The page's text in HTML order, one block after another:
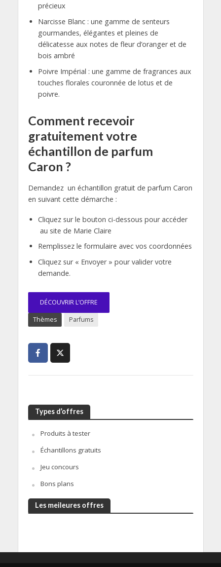
précieux
Narcisse Blanc : une gamme de senteurs
gourmandes, élégantes et pleines de
délicatesse aux notes de fleur d’oranger et de
bois ambré
Poivre Impérial : une gamme de fragrances aux
touches florales couronnée de lotus et de
poivre.
Comment recevoir
gratuitement votre
échantillon de parfum
Caron ?
Demandez un échantillon gratuit de parfum Caron
en suivant cette démarche :
Cliquez sur le bouton ci-dessous pour accéder
au site de Marie Claire
Remplissez le formulaire avec vos coordonnées
Cliquez sur « Envoyer » pour valider votre
demande.
DÉCOUVRIR L’OFFRE
Thèmes Parfums
Types d’offres
Produits à tester
Échantillons gratuits
Jeu concours
Bons plans
Les meileures offres